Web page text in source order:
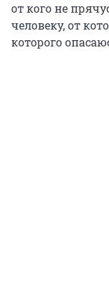
от кого не
человеку, от
которого